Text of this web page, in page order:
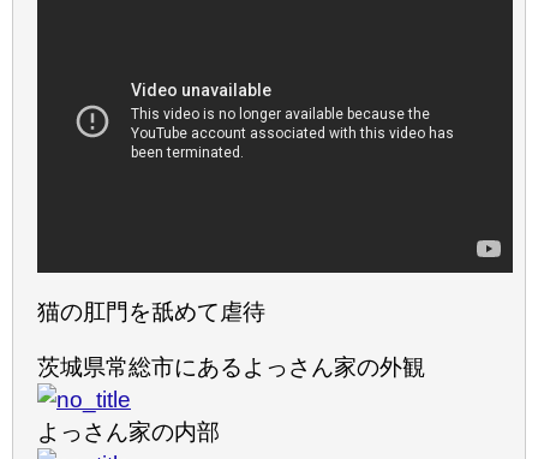
猫の肛門を舐めて虐待
茨城県常総市にあるよっさん家の外観
よっさん家の内部